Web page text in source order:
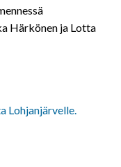
Härkönen ja Lotta
Lohjanjärvelle.